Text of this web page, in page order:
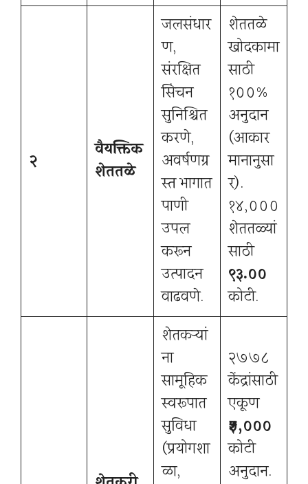
२
वैयक्तिक
शेततळे
जलसंधार
ण,
संरक्षित
सिंचन
सुनिश्चित
करणे,
अवर्षणग्र
स्त भागात
पाणी
उपलब्ध
करून
उत्पादन
वाढवणे.
शेततळे
खोदकामा
साठी
१००%
अनुदान
(आकार
मानानुसा
र).
१४,०००
शेततळ्यां
साठी
९३.००
कोटी.
शेतकऱ्यां
ना
सामूहिक
स्वरूपात
सुविधा
(प्रयोगशा
ळा,
२७७८
केंद्रांसाठी
एकूण
₹५,०००
कोटी
अनुदान.